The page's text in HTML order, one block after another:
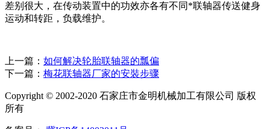
差别很大，在传动装置中的功效亦各有不同*联轴器传送健身
运动和转距，负载维护。
上一篇： 如何解决轮胎联轴器的瓢偏
下一篇： 梅花联轴器厂家的安裝步骤
Copyright © 2002-2020 石家庄市金明机械加工有限公司 版权
所有